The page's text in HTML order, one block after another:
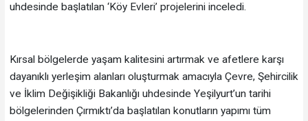
uhdesinde başlatılan ‘Köy Evleri’ projelerini inceledi.
Kırsal bölgelerde yaşam kalitesini artırmak ve afetlere karşı
dayanıklı yerleşim alanları oluşturmak amacıyla Çevre, Şehircilik
ve İklim Değişikliği Bakanlığı uhdesinde Yeşilyurt’un tarihi
bölgelerinden Çırmıktı’da başlatılan konutların yapımı tüm